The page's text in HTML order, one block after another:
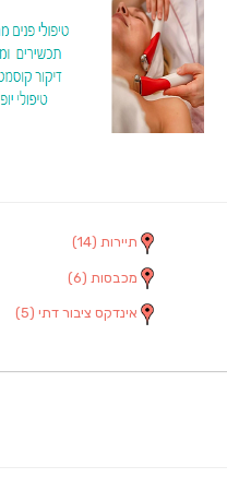
תיירות (14)
מכבסות (6)
אינדקס ציבור דתי (5)